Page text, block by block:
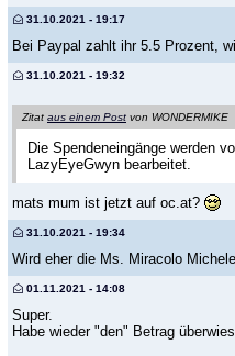
31.10.2021 - 19:17
Bei Paypal zahlt ihr 5.5 Prozent,
31.10.2021 - 19:32
Zitat aus einem Post von WONDERMIKE
Die Spendeneingänge werden
LazyEyeGwyn bearbeitet.
mats mum ist jetzt auf oc.at?
31.10.2021 - 19:34
Wird eher die Ms. Miracolo
01.11.2021 - 14:08
Super.
Habe wieder "den" Betrag